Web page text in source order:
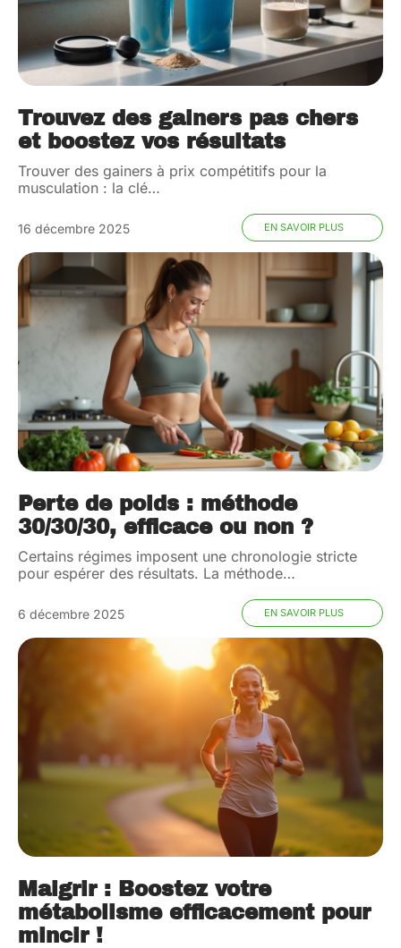
Trouvez des gainers pas chers
et boostez vos résultats
Trouver des gainers à prix compétitifs pour la
musculation : la clé…
16 décembre 2025 EN SAVOIR PLUS
Perte de poids : méthode
30/30/30, efficace ou non ?
Certains régimes imposent une chronologie stricte
pour espérer des résultats. La méthode…
6 décembre 2025 EN SAVOIR PLUS
Maigrir : Boostez votre
métabolisme efficacement pour
mincir !